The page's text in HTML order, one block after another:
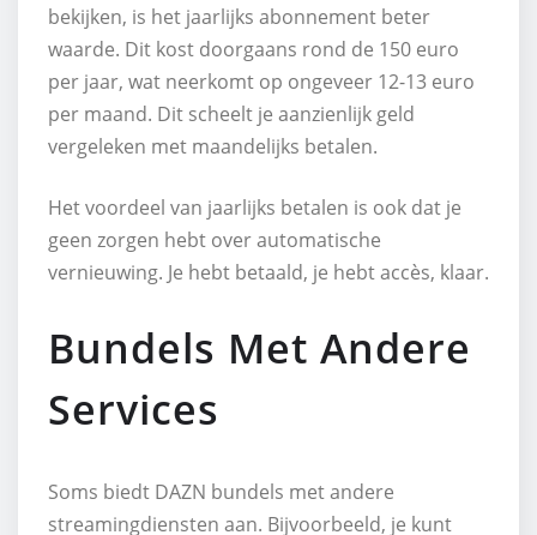
bekijken, is het jaarlijks abonnement beter
waarde. Dit kost doorgaans rond de 150 euro
per jaar, wat neerkomt op ongeveer 12-13 euro
per maand. Dit scheelt je aanzienlijk geld
vergeleken met maandelijks betalen.
Het voordeel van jaarlijks betalen is ook dat je
geen zorgen hebt over automatische
vernieuwing. Je hebt betaald, je hebt accès, klaar.
Bundels Met Andere
Services
Soms biedt DAZN bundels met andere
streamingdiensten aan. Bijvoorbeeld, je kunt